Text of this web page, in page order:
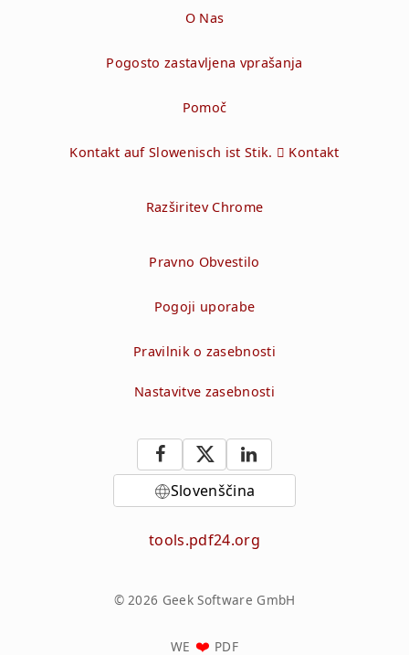
O Nas
Pogosto zastavljena vprašanja
Pomoč
Kontakt auf Slowenisch ist Stik.  Kontakt
Razširitev Chrome
Pravno Obvestilo
Pogoji uporabe
Pravilnik o zasebnosti
Nastavitve zasebnosti
Slovenščina
tools.pdf24.org
© 2026 Geek Software GmbH
WE PDF